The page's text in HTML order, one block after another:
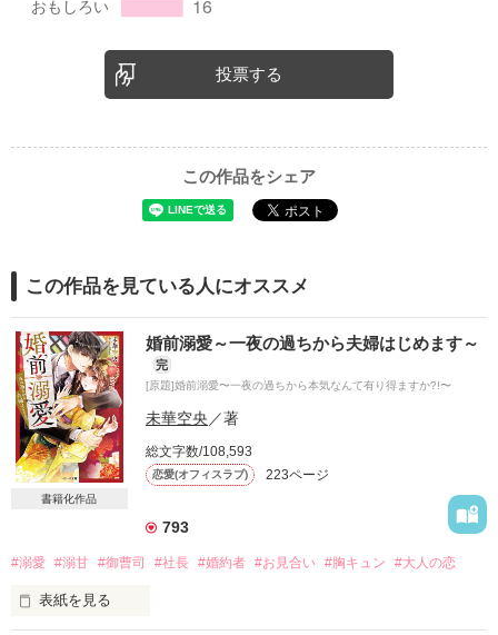
投票する
この作品をシェア
この作品を見ている人にオススメ
書籍化作品
婚前溺愛～一夜の過ちから夫婦はじめます～
完
[原題]婚前溺愛〜一夜の過ちから本気なんて有り得ますか?!〜
未華空央 ／著
総文字数/108,593
恋愛(オフィスラブ) 223ページ
793
#溺愛 #溺甘 #御曹司 #社長 #婚約者 #お見合い #胸キュン #大人の恋
表紙を見る